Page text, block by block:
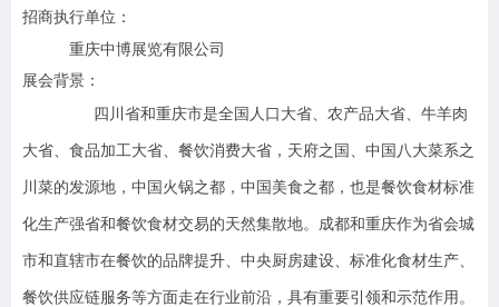
招商执行单位：
重庆中博展览有限公司
展会背景：
四川省和重庆市是全国人口大省、农产品大省、牛羊肉
大省、食品加工大省、餐饮消费大省，天府之国、中国八大菜系之
川菜的发源地，中国火锅之都，中国美食之都，也是餐饮食材标准
化生产强省和餐饮食材交易的天然集散地。成都和重庆作为省会城
市和直辖市在餐饮的品牌提升、中央厨房建设、标准化食材生产、
餐饮供应链服务等方面走在行业前沿，具有重要引领和示范作用。